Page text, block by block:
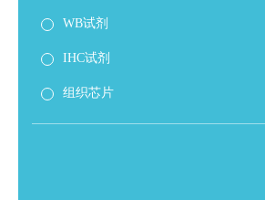
WB试剂
IHC试剂
组织芯片